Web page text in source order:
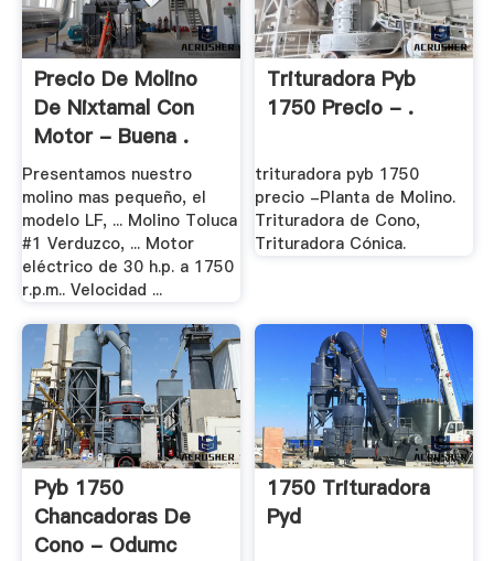
Precio De Molino
De Nixtamal Con
Motor - Buena .
Presentamos nuestro
molino mas pequeño, el
modelo LF, ... Molino Toluca
#1 Verduzco, ... Motor
eléctrico de 30 h.p. a 1750
r.p.m.. Velocidad ...
Trituradora Pyb
1750 Precio - .
trituradora pyb 1750
precio -Planta de Molino.
Trituradora de Cono,
Trituradora Cónica.
Pyb 1750
Chancadoras De
Cono - Odumc
1750 Trituradora
Pyd